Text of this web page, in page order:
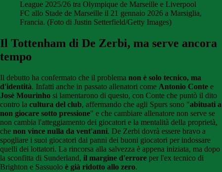
League 2025/26 tra Olympique de Marseille e Liverpool
FC allo Stade de Marseille il 21 gennaio 2026 a Marsiglia,
Francia. (Foto di Justin Setterfield/Getty Images)
Il Tottenham di De Zerbi, ma serve ancora
tempo
Il debutto ha confermato che il problema non è solo tecnico, ma
d'identità. Infatti anche in passato allenatori come Antonio Conte e
Josè Mourinho si lamentarono di questo, con Conte che puntò il dito
contro la cultura del club, affermando che agli Spurs sono "abituati a
non giocare sotto pressione" e che cambiare allenatore non serve se
non cambia l'atteggiamento dei giocatori e la mentalità della proprietà,
che non vince nulla da vent'anni. De Zerbi dovrà essere bravo a
spogliare i suoi giocatori dai panni dei buoni giocatori per indossare
quelli dei lottatori. La rincorsa alla salvezza è appena iniziata, ma dopo
la sconfitta di Sunderland, il margine d'errore per l'ex tecnico di
Brighton e Sassuolo è già ridotto allo zero.